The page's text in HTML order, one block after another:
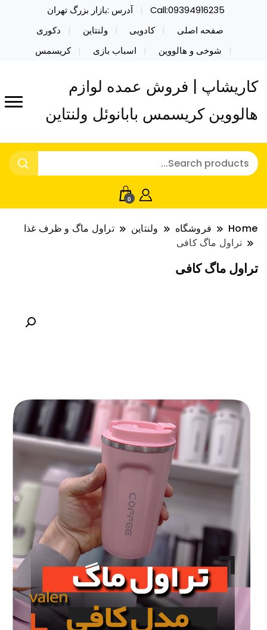
Call:09394916235
آدرس :بازار بزرگ تهران
صفحه اصلی
کادویی ولنتاین
دکوری
شوخی و هالووین
اسباب بازی کریسمس
کاریشاپ | فروش عمده لوازم
هالووین کریسمس بابانوئل ولنتاین
0
Home فروشگاه ولنتاین
تراول ماگ و ظرف غذا
تراول ماگ کافی
تراول ماگ کافی